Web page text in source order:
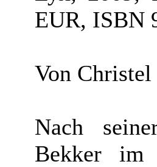
EUR, ISBN
Von Christel
Nach
Bekker im